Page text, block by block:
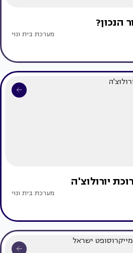
הנכון?
מערכת בית ונוי
יורולוצ'ה
מערכת בית ונוי